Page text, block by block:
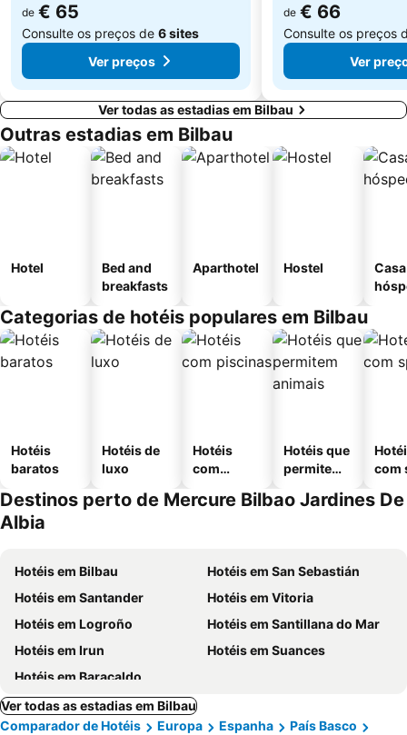
de € 65
Consulte os preços de 6 sites
Ver preços
de € 66
Consulte os preços
Ver
Ver todas as estadias em Bilbau
Outras estadias em Bilbau
Hotel
Bed and
breakfasts
Aparthotel Hostel
Categorias de hotéis populares em Bilbau
Hotéis
baratos
Hotéis de
luxo
Hotéis
com
Hotéis que
permitem
com
Destinos perto de Mercure Bilbao Jardines De
Albia
Hotéis em Bilbau
Hotéis em San Sebastián
Hotéis em Santander
Hotéis em Vitoria
Hotéis em Logroño
Hotéis em Santillana do Mar
Hotéis em Irun
Hotéis em Suances
Hotéis em Baracaldo
Ver todas as estadias em Bilbau
Comparador de Hotéis
Europa Espanha
País Basco